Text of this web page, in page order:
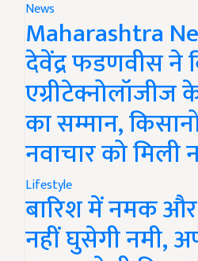
News
Maharashtra
देवेंद्र फडणवीस ने
एग्रीटेक्नोलॉजीज
का सम्मान,
नवाचार को मिली
Lifestyle
बारिश में नमक
नहीं घुसेगी नमी,